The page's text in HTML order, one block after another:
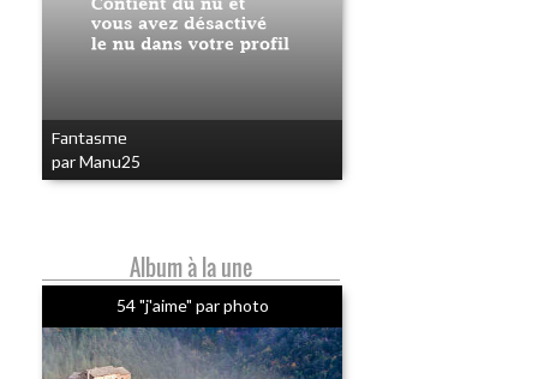
Fantasme
par Manu25
Album à la une
54 "j'aime" par photo